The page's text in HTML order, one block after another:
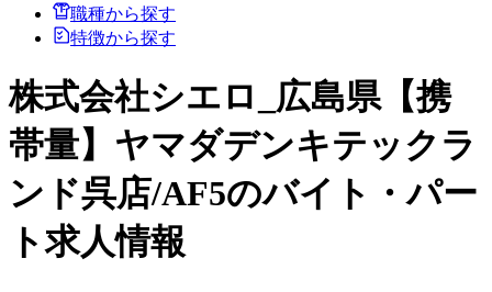
職種から探す
特徴から探す
株式会社シエロ_広島県【携
帯量】ヤマダデンキテックラ
ンド呉店/AF5のバイト・パー
ト求人情報